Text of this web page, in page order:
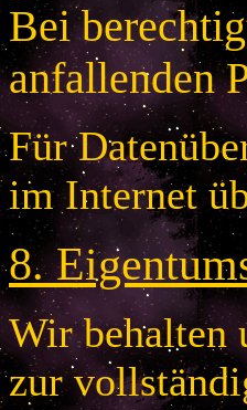
Bei
anfallenden
Für
im Internet
8.
Wir behalten
zur